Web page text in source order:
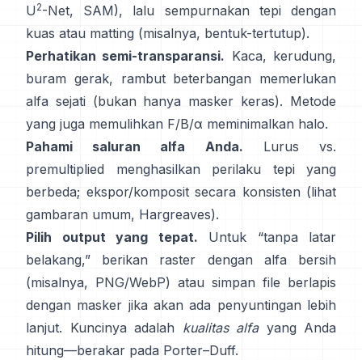
U2-Net, SAM), lalu sempurnakan tepi dengan
kuas atau matting (misalnya, bentuk-tertutup).
Perhatikan semi-transparansi. Kaca, kerudung,
buram gerak, rambut beterbangan memerlukan
alfa sejati (bukan hanya masker keras). Metode
yang juga memulihkan F/B/α meminimalkan halo.
Pahami saluran alfa Anda.
Lurus vs.
premultiplied menghasilkan perilaku tepi yang
berbeda; ekspor/komposit secara konsisten (lihat
gambaran umum, Hargreaves).
Pilih output yang tepat. Untuk “tanpa latar
belakang,” berikan raster dengan alfa bersih
(misalnya, PNG/WebP) atau simpan file berlapis
dengan masker jika akan ada penyuntingan lebih
lanjut. Kuncinya adalah kualitas alfayang Anda
hitung—berakar pada Porter–Duff.